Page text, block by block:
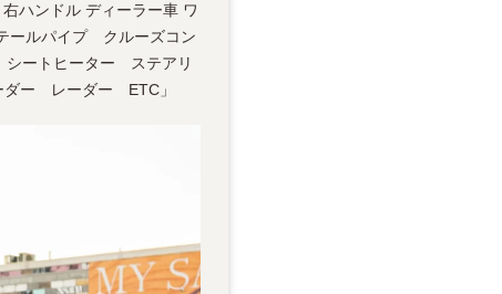
ハンドル ディーラー車 ワ
ールパイプ クルーズコン
ートヒーター ステアリ
ダー レーダー ETC」